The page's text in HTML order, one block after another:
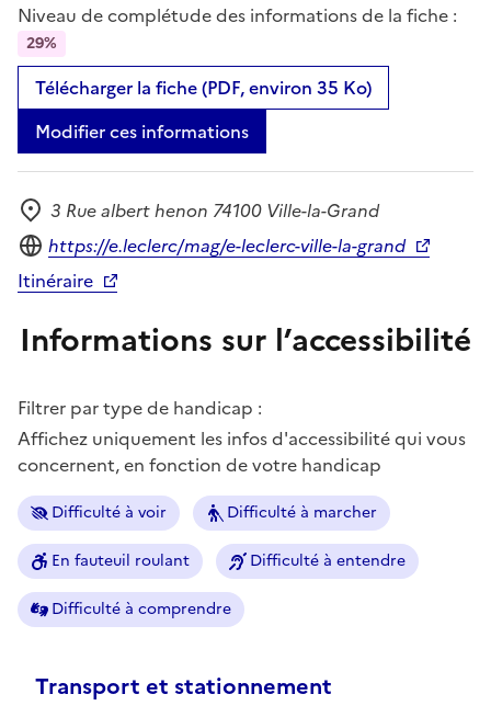
Niveau de complétude des informations de la fiche :
29%
Télécharger la fiche (PDF, environ 35 Ko)
Modifier ces informations
Adresse
3 Rue albert henon 74100 Ville-la-Grand
Site internet
https://e.leclerc/mag/e-leclerc-ville-la-grand
Itinéraire
Informations sur l’accessibilité
Filtrer par type de handicap :
Affichez uniquement les infos d'accessibilité qui vous
concernent, en fonction de votre handicap
Difficulté à voir Difficulté à marcher
En fauteuil roulant Difficulté à entendre
Difficulté à comprendre
Transport et stationnement